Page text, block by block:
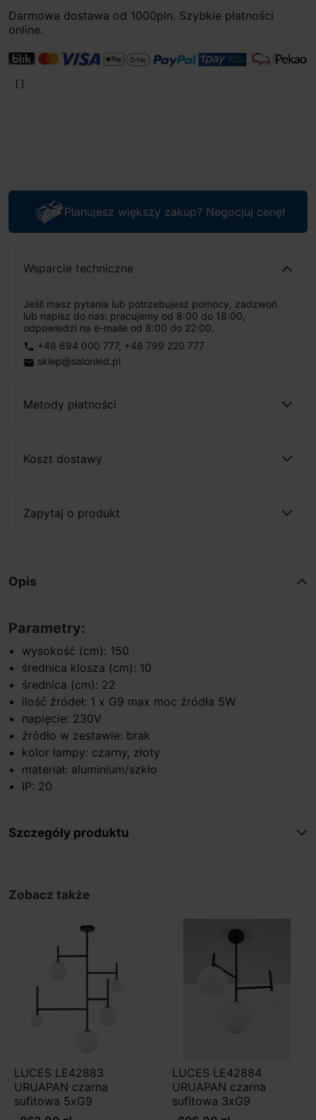
Darmowa dostawa od 1000pln. Szybkie płatności
online.
Planujesz większy zakup? Negocjuj cenę!
Wsparcie techniczne
Jeśli masz pytania lub potrzebujesz pomocy, zadzwoń
lub napisz do nas: pracujemy od 8:00 do 18:00,
odpowiedzi na e-maile od 8:00 do 22:00.
phone +48 694 000 777, +48 799 220 777
email sklep@salonled.pl
Metody płatności
Koszt dostawy
Zapytaj o produkt
Opis
Parametry:
wysokość (cm): 150
średnica klosza (cm): 10
średnica (cm): 22
ilość źródeł: 1 x G9 max moc źródła 5W
napięcie: 230V
źródło w zestawie: brak
kolor lampy: czarny, złoty
materiał: aluminium/szkło
IP: 20
Szczegóły produktu
Zobacz także
LUCES LE42883
URUAPAN czarna
sufitowa 5xG9
LUCES LE42884
URUAPAN czarna
sufitowa 3xG9